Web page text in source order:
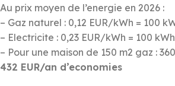
Au prix moyen de l’energie en 2026 :
– Gaz naturel : 0,12 EUR/kWh = 100
– Electricite : 0,23 EUR/kWh = 100 kWh
– Pour une maison de 150 m2 gaz :
432 EUR/an d’economies